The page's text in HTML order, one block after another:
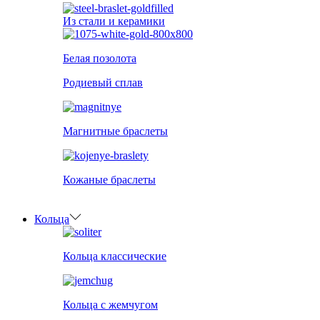
Из стали и керамики
Белая позолота
Родиевый сплав
Магнитные браслеты
Кожаные браслеты
Кольца
Кольца классические
Кольца с жемчугом